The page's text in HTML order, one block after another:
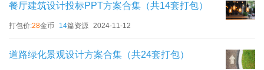
餐厅建筑设计投标PPT方案合集（共14套打包）
打包价:28金币 14篇资源 2024-11-12
道路绿化景观设计方案合集（共24套打包）